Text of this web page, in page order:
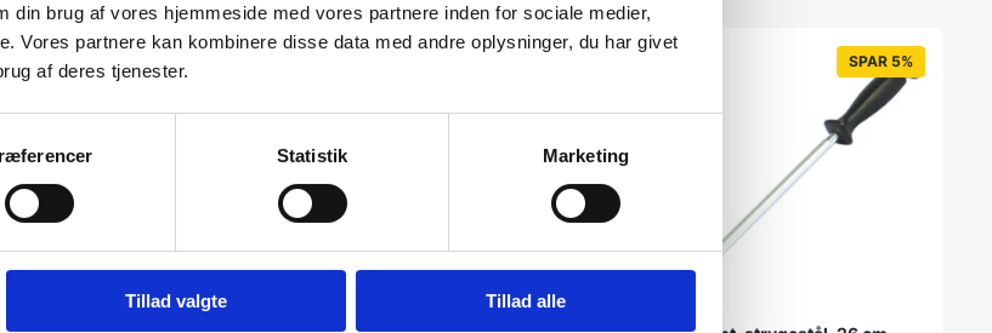
din brug af vores hjemmeside med vores partnere inden for sociale medier,
Vores partnere kan kombinere disse data med andre oplysninger, du har givet
af deres tjenester.
Statistik Marketing
Tillad valgte Tillad alle
SPAR 5%